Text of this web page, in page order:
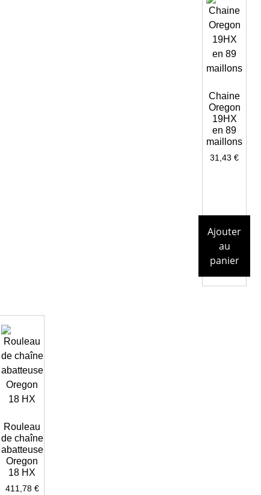
Chaine
Oregon
19HX
en 89
maillons
31,43€
Ajouter
au
panier
Rouleau
de chaîne
abatteuse
Oregon
18 HX
411,78 €